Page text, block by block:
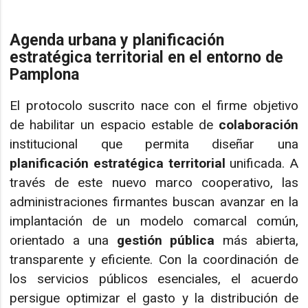
Agenda urbana y planificación
estratégica territorial en el entorno de
Pamplona
El protocolo suscrito nace con el firme objetivo
de habilitar un espacio estable de colaboración
institucional que permita diseñar una
planificación estratégica territorial unificada. A
través de este nuevo marco cooperativo, las
administraciones firmantes buscan avanzar en la
implantación de un modelo comarcal común,
orientado a una gestión pública más abierta,
transparente y eficiente. Con la coordinación de
los servicios públicos esenciales, el acuerdo
persigue optimizar el gasto y la distribución de